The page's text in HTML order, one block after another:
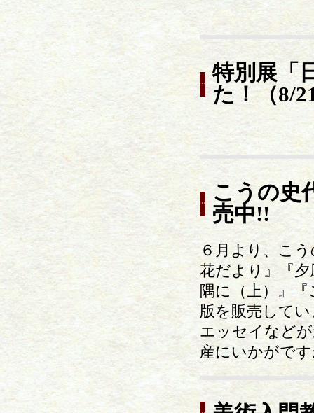
特別展「
た！（8/
こうの史
売中!!
６月より、こ
花だより』『
隅に（上）』
版を販売して
エッセイなど
産にいかがで